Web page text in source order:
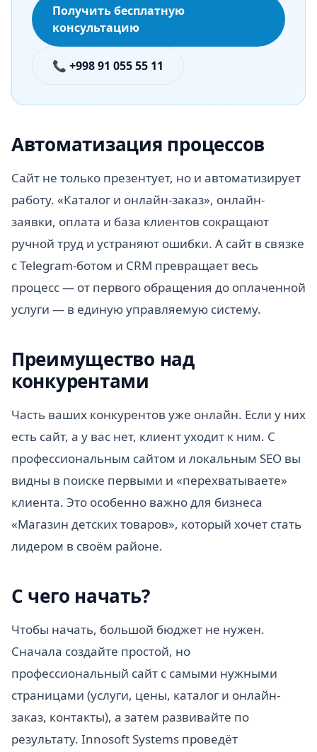
Получить бесплатную
консультацию
📞 +998 91 055 55 11
Автоматизация процессов
Сайт не только презентует, но и автоматизирует
работу. «Каталог и онлайн-заказ», онлайн-
заявки, оплата и база клиентов сокращают
ручной труд и устраняют ошибки. А сайт в связке
с Telegram-ботом и CRM превращает весь
процесс — от первого обращения до оплаченной
услуги — в единую управляемую систему.
Преимущество над
конкурентами
Часть ваших конкурентов уже онлайн. Если у них
есть сайт, а у вас нет, клиент уходит к ним. С
профессиональным сайтом и локальным SEO вы
видны в поиске первыми и «перехватываете»
клиента. Это особенно важно для бизнеса
«Магазин детских товаров», который хочет стать
лидером в своём районе.
С чего начать?
Чтобы начать, большой бюджет не нужен.
Сначала создайте простой, но
профессиональный сайт с самыми нужными
страницами (услуги, цены, каталог и онлайн-
заказ, контакты), а затем развивайте по
результату. Innosoft Systems проведёт